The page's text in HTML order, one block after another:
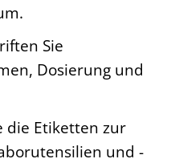
Sie
Dosierung und
die Etiketten zur
und -